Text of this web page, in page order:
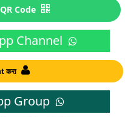
Code
Channel
करा
Group